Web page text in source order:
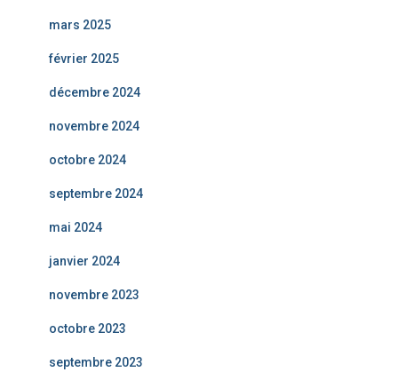
mars 2025
février 2025
décembre 2024
novembre 2024
octobre 2024
septembre 2024
mai 2024
janvier 2024
novembre 2023
octobre 2023
septembre 2023